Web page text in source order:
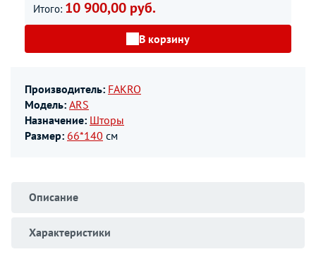
Итого: 10 900,00 руб.
В корзину
Производитель: FAKRO
Модель: ARS
Назначение: Шторы
Размер: 66*140 см
Описание
Характеристики